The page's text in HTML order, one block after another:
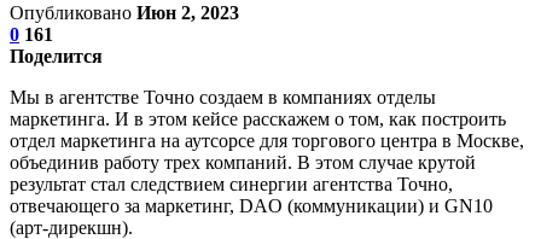
Опубликовано Июн 2, 2023
0 161
Поделится
Мы в агентстве Точно создаем в компаниях отделы
маркетинга. И в этом кейсе расскажем о том, как построить
отдел маркетинга на аутсорсе для торгового центра в Москве,
объединив работу трех компаний. В этом случае крутой
результат стал следствием синергии агентства Точно,
отвечающего за маркетинг, DAO (коммуникации) и GN10
(арт-дирекшн).